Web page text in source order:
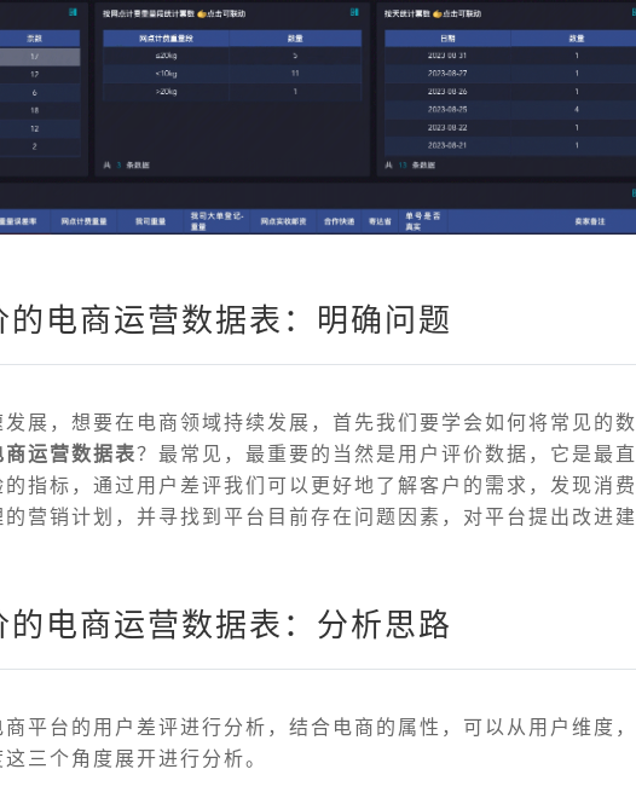
电商运营数据表：明确问题
展，想要在电商领域持续发展，首先我们要学会如何将常见的数
商运营数据表？最常见，最重要的当然是用户评价数据，它是最直
指标，通过用户差评我们可以更好地了解客户的需求，发现消费
营销计划，并寻找到平台目前存在问题因素，对平台提出改进建
电商运营数据表：分析思路
平台的用户差评进行分析，结合电商的属性，可以从用户维度，
三个角度展开进行分析。